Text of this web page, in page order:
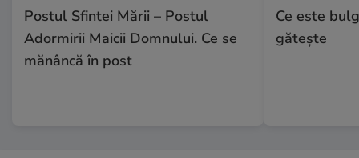
Postul Sfintei Mării – Postul
Adormirii Maicii Domnului. Ce se
mănâncă în post
Ce este
gătește